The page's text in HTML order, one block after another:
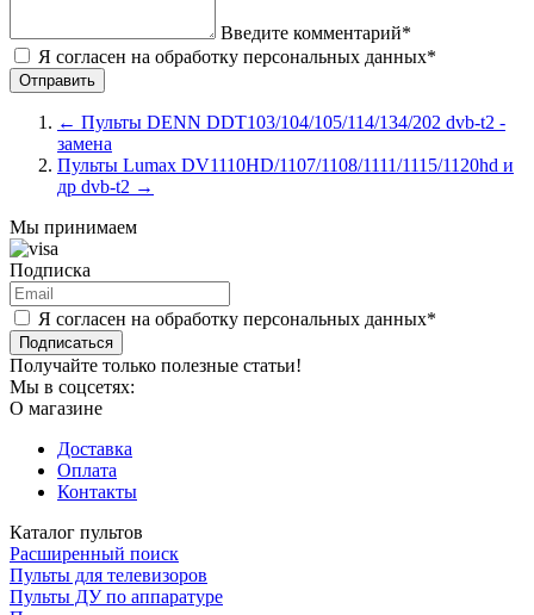
Введите комментарий*
Я согласен на обработку персональных данных*
← Пульты DENN DDT103/104/105/114/134/202 dvb-t2 -
замена
Пульты Lumax DV1110HD/1107/1108/1111/1115/1120hd и
др dvb-t2 →
Мы принимаем
Подписка
Я согласен на обработку персональных данных*
Подписаться
Получайте только полезные статьи!
Мы в соцсетях:
О магазине
Доставка
Оплата
Контакты
Каталог пультов
Расширенный поиск
Пульты для телевизоров
Пульты ДУ по аппаратуре